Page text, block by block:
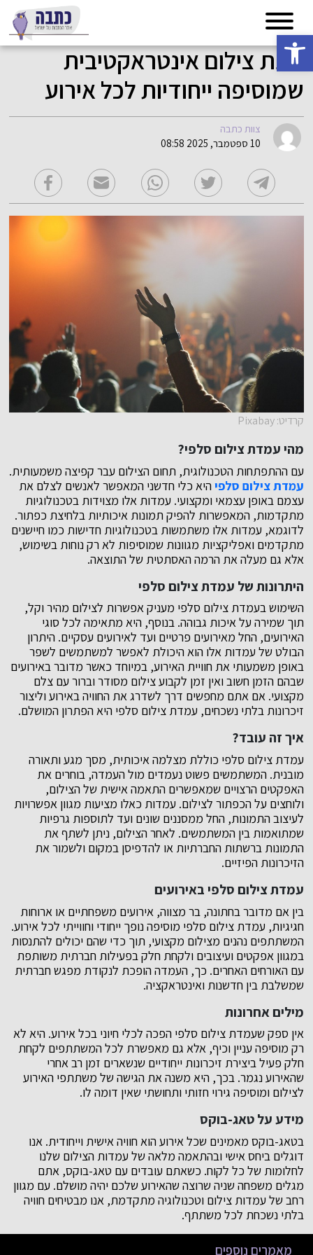
פתח סרגל נגישות
פינת צילום אינטראקטיבית
שמוסיפה ייחודיות לכל אירוע
צוות כתבה
10 ספטמבר, 2025 08:58
קרדיט: Pixabay
מהי עמדת צילום סלפי?
עם ההתפתחות הטכנולוגית, תחום הצילום עבר קפיצה משמעותית.
עמדת צילום סלפיהיא כלי חדשני המאפשר לאנשים לצלם את
עצמם באופן עצמאי ומקצועי. עמדות אלו מצוידות בטכנולוגיות
מתקדמות, המאפשרות להפיק תמונות איכותיות בלחיצת כפתור.
לדוגמא, עמדות אלו משתמשות בטכנולוגיות חדישות כמו חיישנים
מתקדמים ואפליקציות מגוונות שמוסיפות לא רק נוחות בשימוש,
אלא גם מעלה את הרמה האסתטית של התוצאה.
היתרונות של עמדת צילום סלפי
השימוש בעמדת צילום סלפי מעניק אפשרות לצילום מהיר וקל,
תוך שמירה על איכות גבוהה. בנוסף, היא מתאימה לכל סוגי
האירועים, החל מאירועים פרטיים ועד לאירועים עסקיים. היתרון
הבולט של עמדות אלו הוא היכולת לאפשר למשתמשים לשפר
באופן משמעותי את חוויית האירוע, במיוחד כאשר מדובר באירועים
שבהם הזמן חשוב ואין זמן לקבוע צילום מסודר וברור עם צלם
מקצועי. אם אתם מחפשים דרך לשדרג את החוויה באירוע וליצור
זיכרונות בלתי נשכחים, עמדת צילום סלפי היא הפתרון המושלם.
איך זה עובד?
עמדת צילום סלפי כוללת מצלמה איכותית, מסך מגע ותאורה
מובנית. המשתמשים פשוט נעמדים מול העמדה, בוחרים את
האפקטים הרצויים שמאפשרים התאמה אישית של הצילום,
ולוחצים על הכפתור לצילום. עמדות כאלו מציעות מגוון אפשרויות
לעיצוב התמונות, החל ממסננים שונים ועד לתוספות גרפיות
שמתואמות בין המשתמשים. לאחר הצילום, ניתן לשתף את
התמונות ברשתות החברתיות או להדפיסן במקום ולשמור את
הזיכרונות הפיזיים.
עמדת צילום סלפי באירועים
בין אם מדובר בחתונה, בר מצווה, אירועים משפחתיים או ארוחות
חגיגיות, עמדת צילום סלפי מוסיפה נופך ייחודי וחווייתי לכל אירוע.
המשתתפים נהנים מצילום מקצועי, תוך כדי שהם יכולים להתנסות
במגוון אפקטים ועיצובים ולקחת חלק בפעילות חברתית משותפת
עם האורחים האחרים. כך, העמדה הופכת לנקודת מפגש חברתית
שמשלבת בין חדשנות ואינטראקציה.
מילים אחרונות
אין ספק שעמדת צילום סלפי הפכה לכלי חיוני בכל אירוע. היא לא
רק מוסיפה עניין וכיף, אלא גם מאפשרת לכל המשתתפים לקחת
חלק פעיל ביצירת זיכרונות ייחודיים שנשארים זמן רב אחרי
שהאירוע נגמר. בכך, היא משנה את הגישה של משתתפי האירוע
לצילום ומוסיפה גירוי חזותי ותחושתי שאין דומה לו.
מידע על טאג-בוקס
בטאג-בוקס מאמינים שכל אירוע הוא חוויה אישית וייחודית. אנו
דוגלים ביחס אישי ובהתאמה מלאה של עמדות הצילום שלנו
לחלומות של כל לקוח. כשאתם עובדים עם טאג-בוקס, אתם
מגלים משפחה שניה שרוצה שהאירוע שלכם יהיה מושלם. עם מגוון
רחב של עמדות צילום וטכנולוגיה מתקדמת, אנו מבטיחים חוויה
בלתי נשכחת לכל משתתף.
מאמרים נוספים